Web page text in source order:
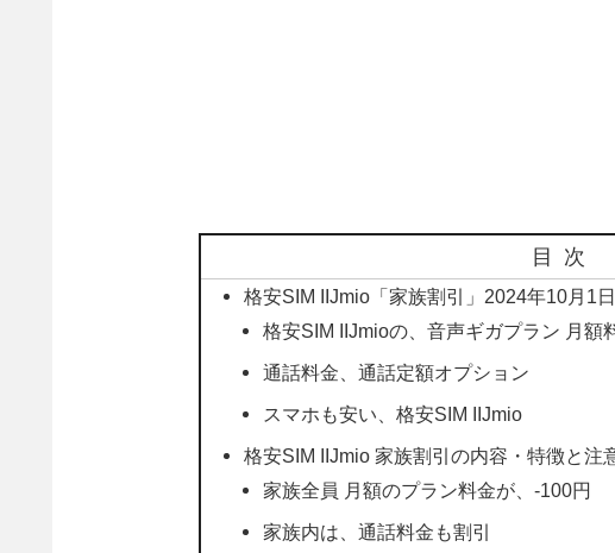
目次
格安SIM IIJmio「家族割引」2024年10月1
格安SIM IIJmioの、音声ギガプラン 月額
通話料金、通話定額オプション
スマホも安い、格安SIM IIJmio
格安SIM IIJmio 家族割引の内容・特徴と注
家族全員 月額のプラン料金が、-100円
家族内は、通話料金も割引